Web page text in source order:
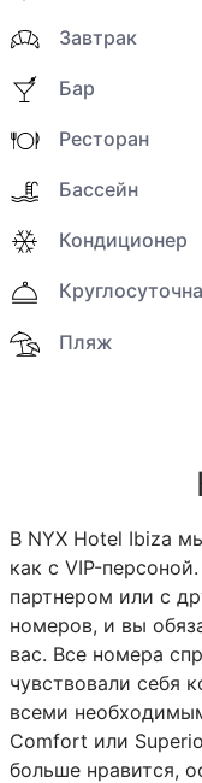
Завтрак
Бар
Ресторан
Бассейн
Кондиционер
Пляж
В NYX Hotel Ibiza
как с VIP-
партнером или с
номеров, и вы
вас. Все номера
чувствовали себя
всеми
Comfort или
больше нравится,